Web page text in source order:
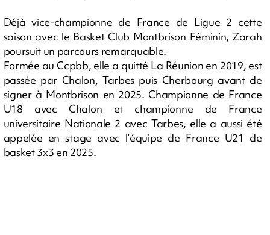
Déjà vice-championne de France de Ligue 2 cette
saison avec le Basket Club Montbrison Féminin, Zarah
poursuit un parcours remarquable.
Formée au Ccpbb, elle a quitté La Réunion en 2019, est
passée par Chalon, Tarbes puis Cherbourg avant de
signer à Montbrison en 2025. Championne de France
U18 avec Chalon et championne de France
universitaire Nationale 2 avec Tarbes, elle a aussi été
appelée en stage avec l’équipe de France U21 de
basket 3x3 en 2025.